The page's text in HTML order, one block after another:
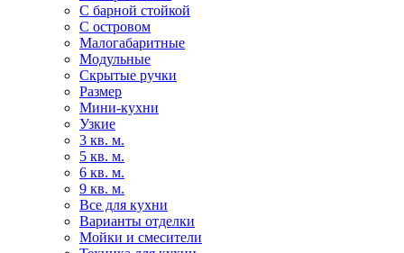
С барной стойкой
С островом
Малогабаритные
Модульные
Скрытые ручки
Размер
Мини-кухни
Узкие
3 кв. м.
5 кв. м.
6 кв. м.
9 кв. м.
Все для кухни
Варианты отделки
Мойки и смесители